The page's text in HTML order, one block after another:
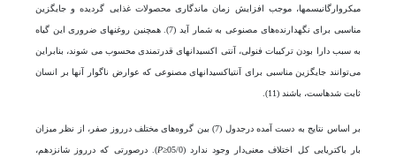
میکروارگانیسم­ها، موجب افزایش زمان ماندگاری محصولات غذایی گردیده و جایگزین
مناسبی برای نگهدارنده‌های مصنوعی به شمار آید (7). همچنین روغن­های ضروری این گیاه
به سبب دارا بودن ترکیبات فنولی، آنتی اکسیدان­های قدرتمندی محسوب می شوند، بنابراین
می‌توانند جایگزین مناسبی برای آنتی­اکسیدان­های مصنوعی که عوارض ناگوار آن­ها بر انسان
ثابت شده­است، باشند (11).
بر اساس نتایج به دست آمده درجدول (7) بین گروه‌های مختلف درروز صفر، از نظر میزان
بار باکتریایی کل اختلاف معنی‌دار وجود ندارد (05/0≤
P). درصورتی که درروز شانزدهم،